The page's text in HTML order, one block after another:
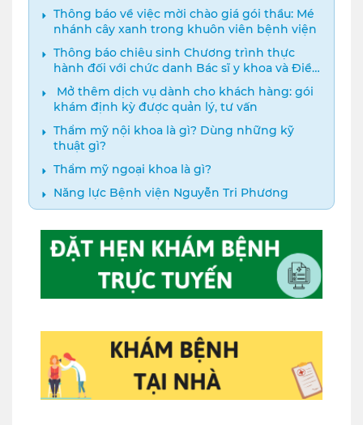
Thông báo về việc mời chào giá gói thầu: Mé
nhánh cây xanh trong khuôn viên bệnh viện
Thông báo chiêu sinh Chương trình thực
hành đối với chức danh Bác sĩ y khoa và Điều
dưỡng năm 2024
️ Mở thêm dịch vụ dành cho khách hàng: gói
khám định kỳ được quản lý, tư vấn
Thẩm mỹ nội khoa là gì? Dùng những kỹ
thuật gì?
Thẩm mỹ ngoại khoa là gì?
Năng lực Bệnh viện Nguyễn Tri Phương